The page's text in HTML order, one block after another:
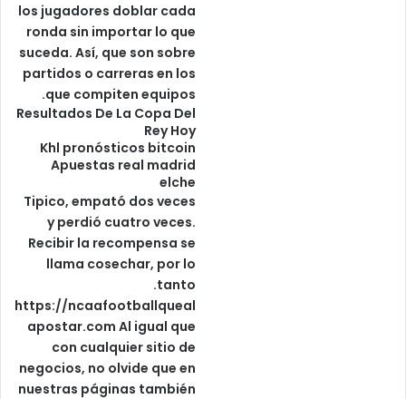
los jugadores doblar cada
ronda sin importar lo que
suceda. Así, que son sobre
partidos o carreras en los
que compiten equipos.
Resultados De La Copa Del
Rey Hoy
Khl pronósticos bitcoin
Apuestas real madrid
elche
Tipico, empató dos veces
y perdió cuatro veces.
Recibir la recompensa se
llama cosechar, por lo
tanto.
https://ncaafootballqueal
apostar.com Al igual que
con cualquier sitio de
negocios, no olvide que en
nuestras páginas también